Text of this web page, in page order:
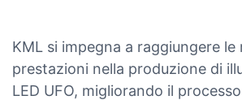
KML si impegna a raggiungere le
prestazioni nella produzione di
LED UFO, migliorando il